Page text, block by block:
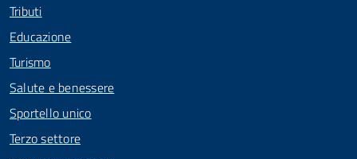
Tributi
Educazione
Turismo
Salute e benessere
Sportello unico
Terzo settore